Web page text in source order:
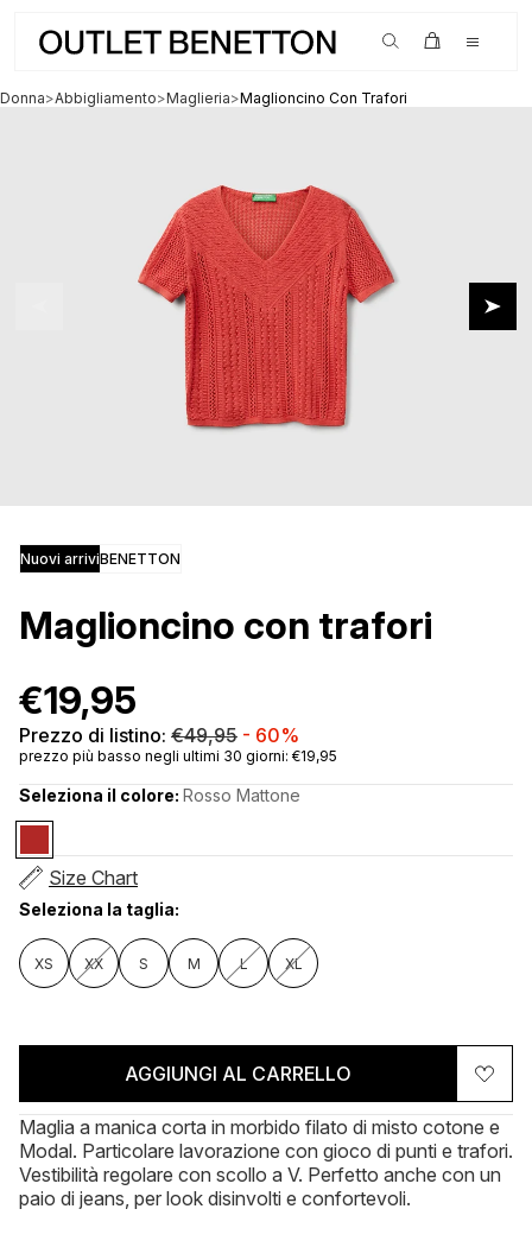
Donna>Abbigliamento>Maglieria>Maglioncino Con Trafori
Nuovi arriviBENETTON
Maglioncino con trafori
€19,95
Prezzo di listino: €49,95 - 60%
prezzo più basso negli ultimi 30 giorni: €19,95
Seleziona il colore: Rosso Mattone
Size Chart
Seleziona la taglia:
XS XX S M L XL
AGGIUNGI AL CARRELLO
Maglia a manica corta in morbido filato di misto cotone e
Modal. Particolare lavorazione con gioco di punti e trafori.
Vestibilità regolare con scollo a V. Perfetto anche con un
paio di jeans, per look disinvolti e confortevoli.